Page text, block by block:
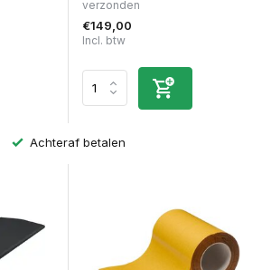
verzonden
€149,00
Incl. btw
Achteraf betalen